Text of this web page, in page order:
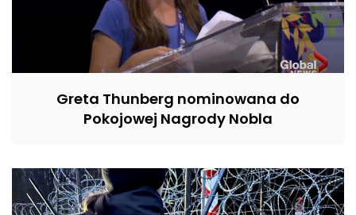
Greta Thunberg nominowana do
Pokojowej Nagrody Nobla